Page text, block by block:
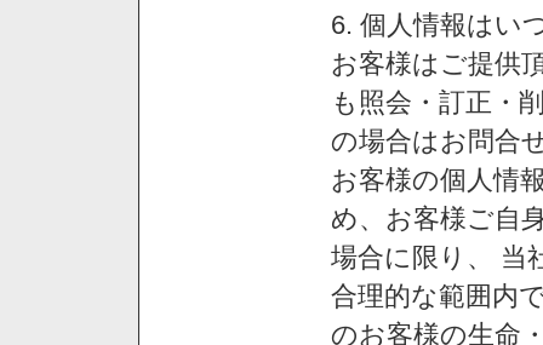
6. 個人情報はい
お客様はご提供
も照会・訂正・
の場合はお問合
お客様の個人情
め、お客様ご自
場合に限り、 当
合理的な範囲内
のお客様の生命